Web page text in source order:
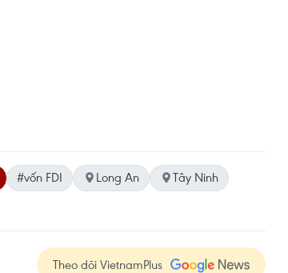
#vốn FDI Long An
Tây Ninh
Theo dõi VietnamPlus